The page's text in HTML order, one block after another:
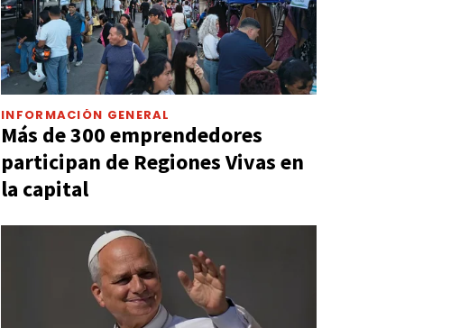
INFORMACIÓN GENERAL
Más de 300 emprendedores
participan de Regiones Vivas en
la capital